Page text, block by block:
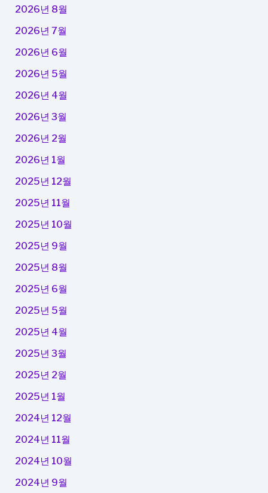
2026년 8월
2026년 7월
2026년 6월
2026년 5월
2026년 4월
2026년 3월
2026년 2월
2026년 1월
2025년 12월
2025년 11월
2025년 10월
2025년 9월
2025년 8월
2025년 6월
2025년 5월
2025년 4월
2025년 3월
2025년 2월
2025년 1월
2024년 12월
2024년 11월
2024년 10월
2024년 9월